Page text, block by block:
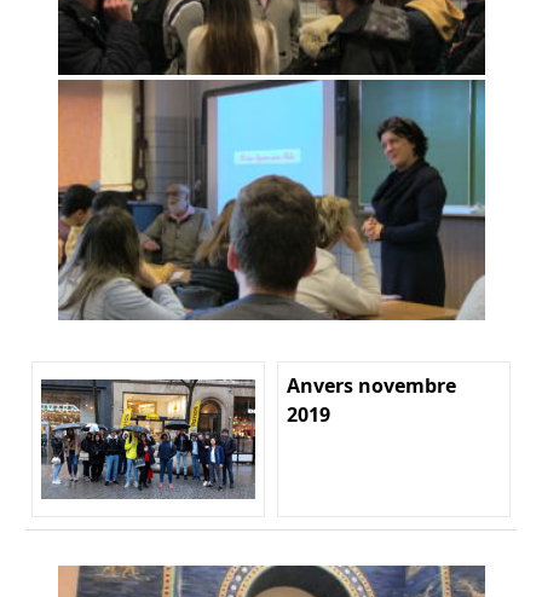
Anvers novembre
2019